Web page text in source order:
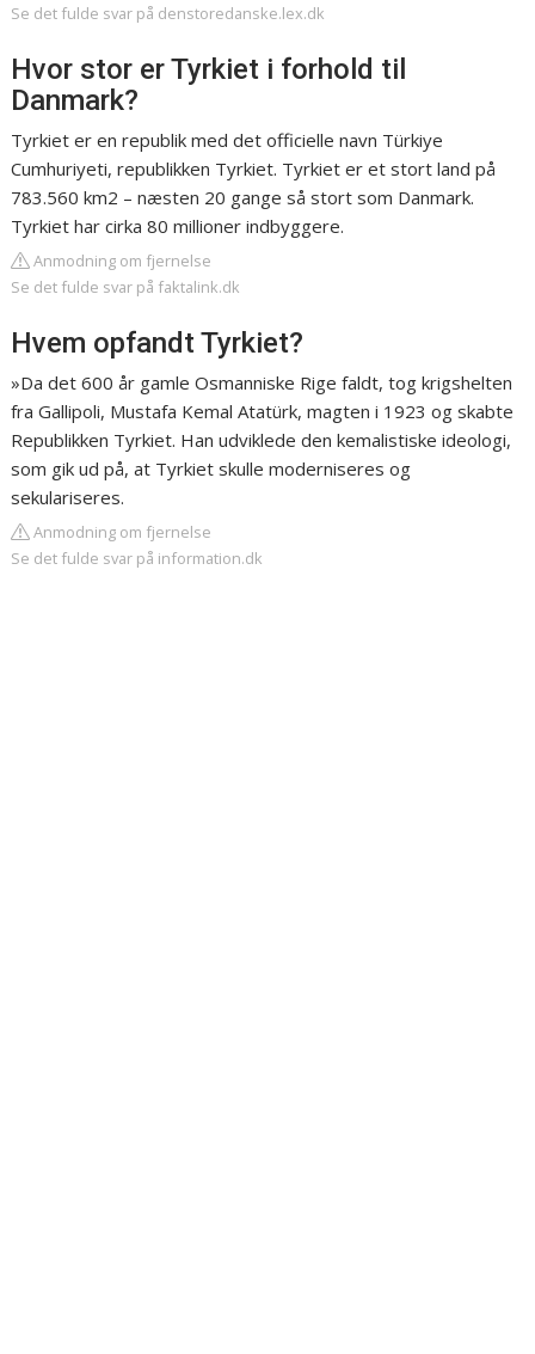
Se det fulde svar på denstoredanske.lex.dk
Hvor stor er Tyrkiet i forhold til
Danmark?
Tyrkiet er en republik med det officielle navn Türkiye
Cumhuriyeti, republikken Tyrkiet. Tyrkiet er et stort land på
783.560 km2 – næsten 20 gange så stort som Danmark.
Tyrkiet har cirka 80 millioner indbyggere.
Anmodning om fjernelse
Se det fulde svar på faktalink.dk
Hvem opfandt Tyrkiet?
»Da det 600 år gamle Osmanniske Rige faldt, tog krigshelten
fra Gallipoli, Mustafa Kemal Atatürk, magten i 1923 og skabte
Republikken Tyrkiet. Han udviklede den kemalistiske ideologi,
som gik ud på, at Tyrkiet skulle moderniseres og
sekulariseres.
Anmodning om fjernelse
Se det fulde svar på information.dk